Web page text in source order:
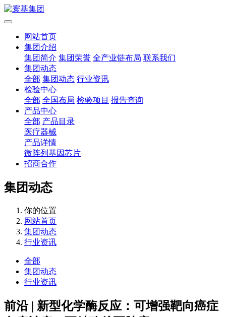
网站首页
集团介绍
集团简介 集团荣誉 全产业链布局 联系我们
集团动态
全部 集团动态 行业资讯
检验中心
全部 全国布局 检验项目 报告查询
产品中心
全部 产品目录
医疗器械
产品详情
微阵列基因芯片
招商合作
集团动态
你的位置
网站首页
集团动态
行业资讯
全部
集团动态
行业资讯
前沿 | 新型化学酶反应：可增强靶向癌症